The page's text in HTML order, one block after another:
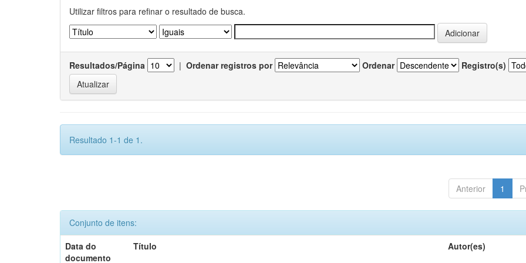
Utilizar filtros para refinar o resultado de busca.
Resultados/Página | Ordenar registros por Ordenar Registro(s)
Resultado 1-1 de 1.
Anterior 1
Conjunto de itens:
Data do
documento
Título Autor(es)